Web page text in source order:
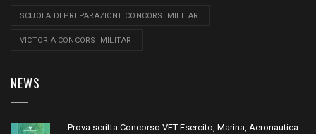
SCUOLA DI PREPARAZIONE CONCORSI MILITARI
VICTORIA CONCORSI MILITARI
NEWS
Prova scritta Concorso VFT Esercito, Marina, Aeronautica